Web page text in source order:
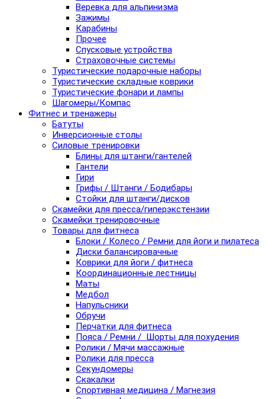
Веревка для альпинизма
Зажимы
Карабины
Прочее
Спусковые устройства
Страховочные системы
Туристические подарочные наборы
Туристические складные коврики
Туристические фонари и лампы
Шагомеры/Компас
Фитнес и тренажеры
Батуты
Инверсионные столы
Силовые тренировки
Блины для штанги/гантелей
Гантели
Гири
Грифы / Штанги / Бодибары
Стойки для штанги/дисков
Скамейки для пресса/гиперэкстензии
Скамейки тренировочные
Товары для фитнеса
Блоки / Колесо / Ремни для йоги и пилатеса
Диски балансировачные
Коврики для йоги / фитнеса
Координационные лестницы
Маты
Медбол
Напульсники
Обручи
Перчатки для фитнеса
Пояса / Ремни / Шорты для похудения
Ролики / Мячи массажные
Ролики для пресса
Секундомеры
Скакалки
Спортивная медицина / Магнезия